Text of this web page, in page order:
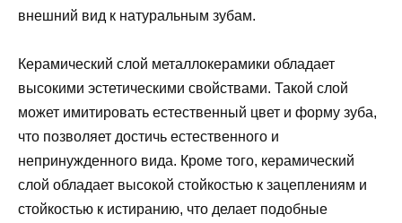
внешний вид к натуральным зубам.
Керамический слой металлокерамики обладает
высокими эстетическими свойствами. Такой слой
может имитировать естественный цвет и форму зуба,
что позволяет достичь естественного и
непринужденного вида. Кроме того, керамический
слой обладает высокой стойкостью к зацеплениям и
стойкостью к истиранию, что делает подобные